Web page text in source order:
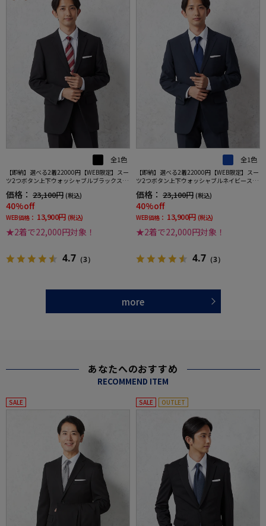
全1色
【即納】選べる2着22000円【WEB限定】スー
ツ2つボタン上下ウォッシャブルブラックスト
ライプ3シーズン対応
価格： 23,100円 (税込)
40%off
WEB価格： 13,900円 (税込)
★2着で22,000円対象！
4.7 （3）
全1色
【即納】選べる2着22000円【WEB限定】スー
ツ2つボタン上下ウォッシャブルネイビースト
ライプ3シーズン対応
価格： 23,100円 (税込)
40%off
WEB価格： 13,900円 (税込)
★2着で22,000円対象！
4.7 （3）
more
あなたへのおすすめ
RECOMMEND ITEM
SALE SALE OUTLET